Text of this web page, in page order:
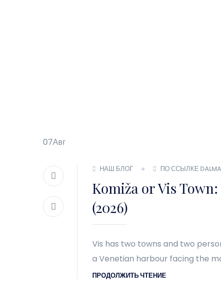
07Авг
НАШ БЛОГ ПО ССЫЛКЕ
Komiža or Vis
(2026)
Vis has two towns and two
a Venetian harbour facing the
ПРОДОЛЖИТЬ ЧТЕНИЕ